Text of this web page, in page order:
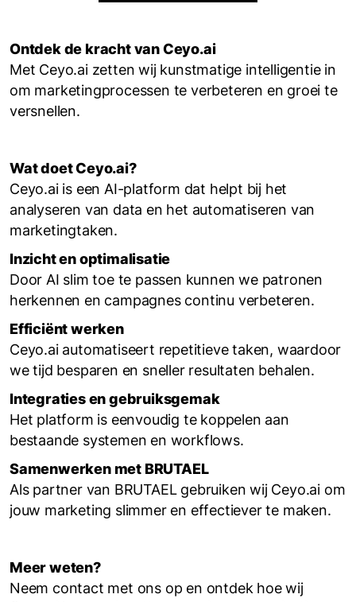
Ontdek de kracht van Ceyo.ai
Met Ceyo.ai zetten wij kunstmatige intelligentie in
om marketingprocessen te verbeteren en groei te
versnellen.
Wat doet Ceyo.ai?
Ceyo.ai is een AI-platform dat helpt bij het
analyseren van data en het automatiseren van
marketingtaken.
Inzicht en optimalisatie
Door AI slim toe te passen kunnen we patronen
herkennen en campagnes continu verbeteren.
Efficiënt werken
Ceyo.ai automatiseert repetitieve taken, waardoor
we tijd besparen en sneller resultaten behalen.
Integraties en gebruiksgemak
Het platform is eenvoudig te koppelen aan
bestaande systemen en workflows.
Samenwerken met BRUTAEL
Als partner van BRUTAEL gebruiken wij Ceyo.ai om
jouw marketing slimmer en effectiever te maken.
Meer weten?
Neem contact met ons op en ontdek hoe wij